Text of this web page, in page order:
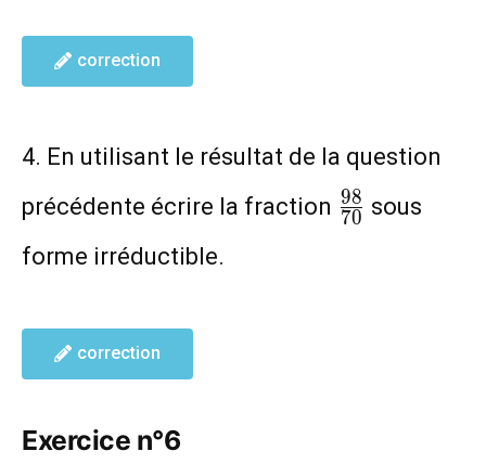
correction
4. En utilisant le résultat de la question
précédente écrire la fraction \frac{98}
{70}
70
98 sous
forme irréductible.
correction
Exercice n°6